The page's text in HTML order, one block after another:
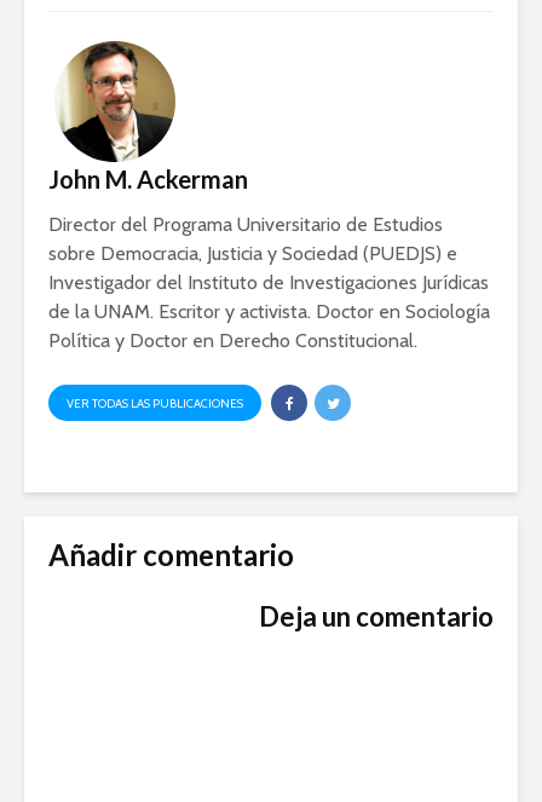
John M. Ackerman
Director del Programa Universitario de Estudios
sobre Democracia, Justicia y Sociedad (PUEDJS) e
Investigador del Instituto de Investigaciones Jurídicas
de la UNAM. Escritor y activista. Doctor en Sociología
Política y Doctor en Derecho Constitucional.
VER TODAS LAS PUBLICACIONES
Añadir comentario
Deja un comentario